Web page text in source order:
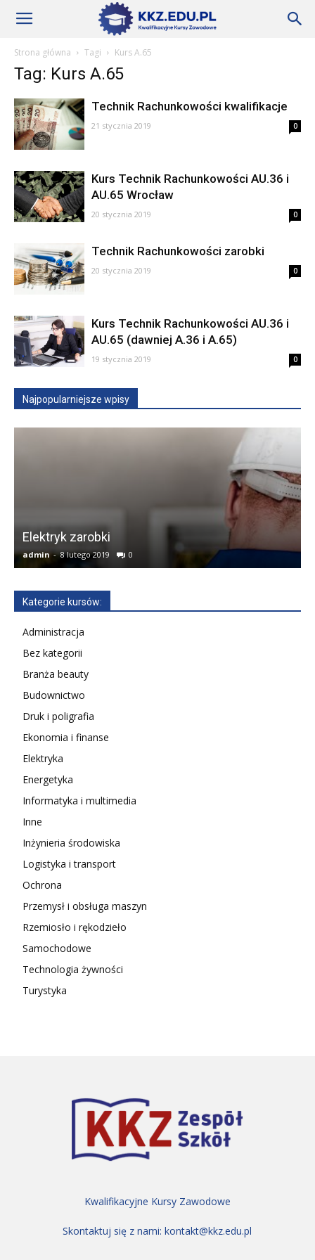
Szkoły
KKZ
Aktualności
Strona główna Tagi Kurs A.65
Tag: Kurs A.65
Technik Rachunkowości kwalifikacje
21 stycznia 2019 0
Kurs Technik Rachunkowości AU.36 i
AU.65 Wrocław
20 stycznia 2019 0
Technik Rachunkowości zarobki
20 stycznia 2019 0
Kurs Technik Rachunkowości AU.36 i
AU.65 (dawniej A.36 i A.65)
19 stycznia 2019 0
Najpopularniejsze wpisy
Elektryk zarobki
admin - 8 lutego 2019 0
Kategorie kursów:
Administracja
Bez kategorii
Branża beauty
Budownictwo
Druk i poligrafia
Ekonomia i finanse
Elektryka
Energetyka
Informatyka i multimedia
Inne
Inżynieria środowiska
Logistyka i transport
Ochrona
Przemysł i obsługa maszyn
Rzemiosło i rękodzieło
Samochodowe
Technologia żywności
Turystyka
Kwalifikacyjne Kursy Zawodowe
Skontaktuj się z nami:kontakt@kkz.edu.pl